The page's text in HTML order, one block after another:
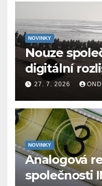
NOVINKY
Nouze
digitální
27. 7. 2026
NOVINKY
Analogová
společnosti